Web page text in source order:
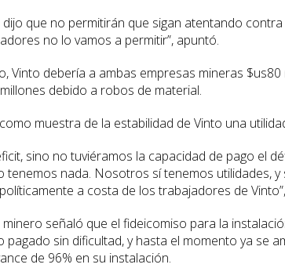
dijo que no permitirán que sigan atentando
no lo vamos a permitir”, apuntó.
Vinto debería a ambas empresas mineras
debido a robos de material.
muestra de la estabilidad de Vinto una
sino no tuviéramos la capacidad de pago el
tenemos nada. Nosotros sí tenemos utilidades,
a costa de los trabajadores de
minero señaló que el fideicomiso para la
pagado sin dificultad, y hasta el momento ya se
de 96% en su instalación.